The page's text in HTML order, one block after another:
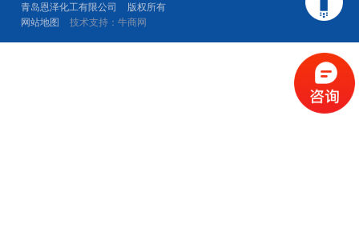
青岛恩泽化工有限公司
版权所有
网站地图
技术支持：牛商网